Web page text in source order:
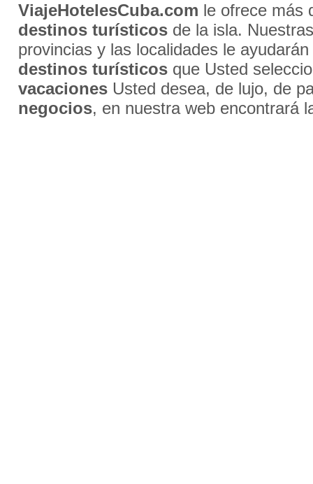
ViajeHotelesCuba.com le ofrece más
destinos turísticosde la isla.
provincias y las localidades le
destinos turísticosque Usted
vacacionesUsted desea, de lujo, de
negocios, en nuestra web encontrará